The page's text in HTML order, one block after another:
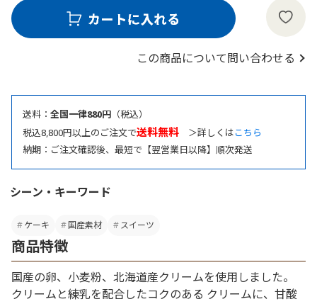
この商品について問い合わせる
送料： 全国一律880円 （税込）
税込8,800円以上のご注文で送料無料 ＞詳しくはこちら
納期：ご注文確認後、最短で【翌営業日以降】順次発送
シーン・キーワード
ケーキ 国産素材 スイーツ
商品特徴
国産の卵、小麦粉、北海道産クリームを使用しました。
クリームと練乳を配合したコクのある クリームに、甘酸